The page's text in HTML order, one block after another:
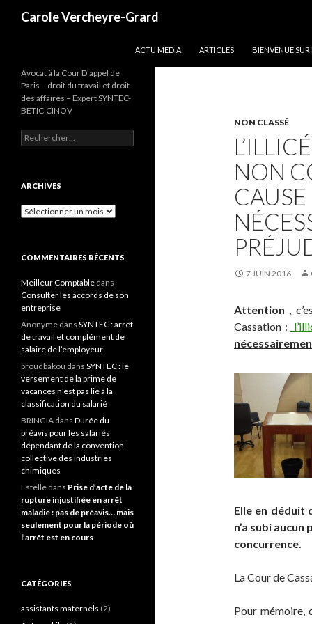
Carole Vercheyre-Grard
ACTU MEDIA
ARTICLES BIENVENUE
NON CLASSÉ
NON
CAUSE
7 JUIN 2016
Attention ,
Cassation :
Elle en déduit
n’a subi
concurrence.
La Cour de
Pour mémoire,
Avocat à la Cour D'appel de
Paris – droit du travail et droit
des affaires – Expert SYNTEC-
BETIC-CINOV
Rechercher :
ARCHIVES
Archives
COMMENTAIRES RÉCENTS
Meilleur Comptable dans
Consulter les accords de son
entreprise
Anonyme dans SYNTEC : arrêt
de travail et complément de
salaire de l’employeur
proudbakou dans SYNTEC : le
versement de la prime de
vacances n’est pas lié à la
classification du salarié
BRINGIA dans Durée du
préavis pour les salariés
dépendant de la convention
collective des industries
chimiques
Estelle dans Prise d’acte de la
rupture injustifiée en arrêt
maladie : pas de préavis… mais
seulement pour la période où
l’arrêt est en cours
CATÉGORIES
assistants maternels (2)